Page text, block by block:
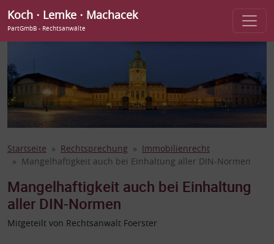
Koch ⋅ Lemke ⋅ Machacek
PartGmbB - Rechtsanwälte
Startseite Rechtsprechung
Immobilienrecht
Mangelhaftigkeit auch bei Einhaltung aller DIN-Normen
Mangelhaftigkeit auch bei Einhaltung
aller DIN-Normen
Mitgeteilt von Rechtsanwalt Foerster